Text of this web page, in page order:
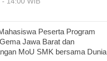
Peserta Program
Jawa Barat dan
MoU SMK bersama Dunia